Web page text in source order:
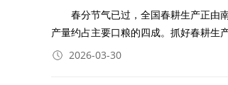
春分节气已过，全国春耕生产正由
产量约占主要口粮的四成。抓好春耕生
2026-03-30